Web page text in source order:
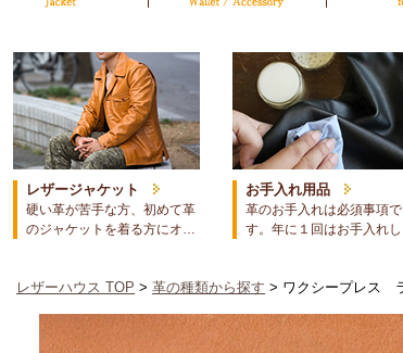
レザージャケット
硬い革が苦手な方、初めて革
のジャケットを着る方にオ…
お手入れ用品
革のお手入れは必須事項で
す。年に１回はお手入れ
レザーハウス TOP > 革の種類から探す > ワクシープレス